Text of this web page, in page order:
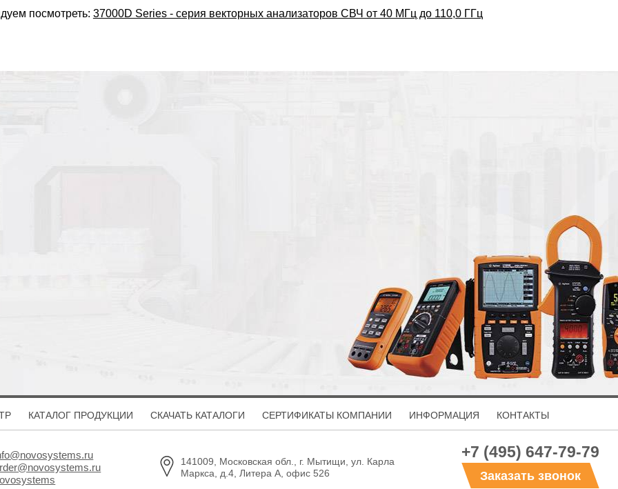
посмотреть: 37000D Series - серия векторных анализаторов СВЧ от 40 МГц до 110,0 ГГц
КАТАЛОГ ПРОДУКЦИИ СКАЧАТЬ КАТАЛОГИ СЕРТИФИКАТЫ КОМПАНИИ ИНФОРМАЦИЯ КОНТАКТЫ
141009, Московская обл., г. Мытищи, ул. Карла
Маркса, д.4, Литера А, офис 526
+7 (495) 647-79-79
Заказать звонок